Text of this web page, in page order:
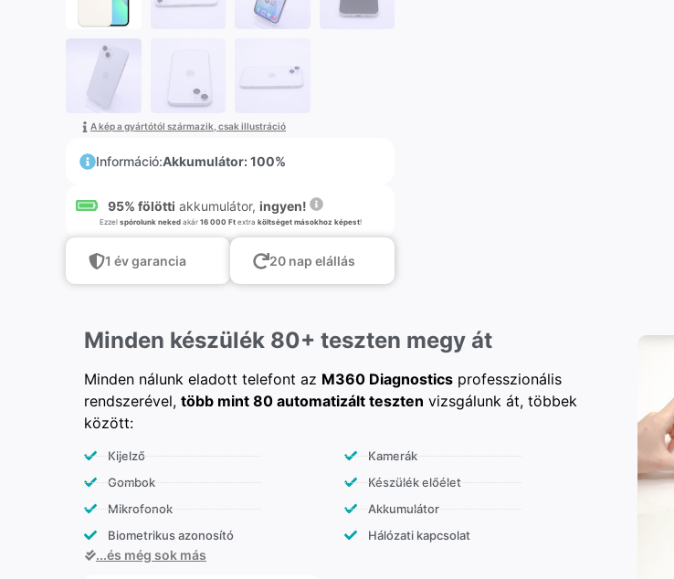
A kép a gyártótól származik, csak illustráció
Információ:Akkumulátor: 100%
95% fölötti akkumulátor, ingyen!
Ezzel spórolunk nekedakár 16 000 Ftextra költséget másokhoz képest!
1 év garancia 20 nap elállás
Minden készülék 80+ teszten megy át
Minden nálunk eladott telefont az M360 Diagnostics professzionális
rendszerével, több mint 80 automatizált teszten vizsgálunk át, többek
között:
Kijelző
Gombok
Mikrofonok
Biometrikus azonosító
Kamerák
Készülék előélet
Akkumulátor
Hálózati kapcsolat
...és még sok más